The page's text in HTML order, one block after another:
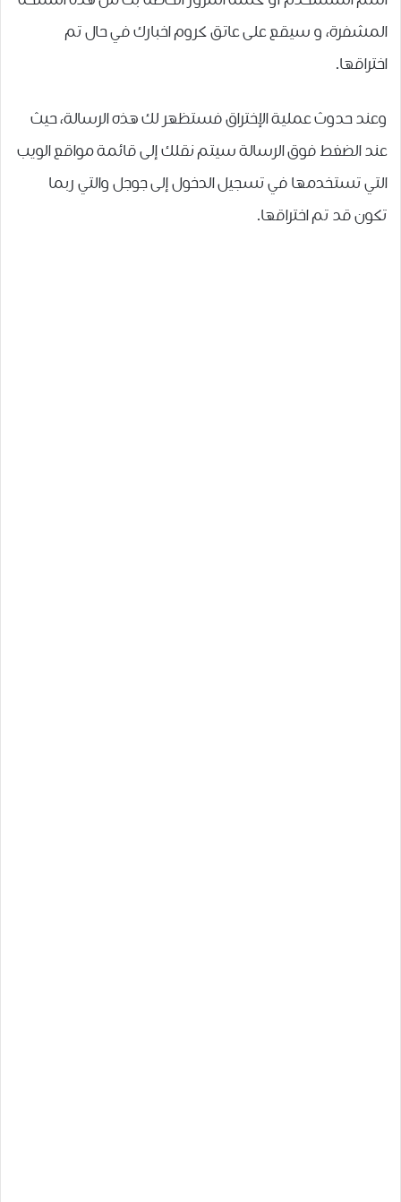
ﺍﻟﻤﺸﻔﺮﺓ، و سيقع على عاتق كروم اخبارك في حال تم
اختراقها.
وعند حدوث عملية الإختراق فستظهر لك هذه الرسالة، حيث
عند الضغط فوق الرسالة سيتم نقلك ﺇﻟﻰ ﻗﺎﺋﻤﺔ ﻣﻮﺍﻗﻊ ﺍﻟﻮﻳﺐ
ﺍﻟﺘﻲ ﺗﺴﺘﺨﺪﻣﻬﺎ ﻓﻲ ﺗﺴﺠﻴﻞ ﺍﻟﺪﺧﻮﻝ ﺇﻟﻰ ﺟﻮﺟﻞ ﻭﺍﻟﺘﻲ ﺭﺑﻤﺎ
ﺗﻜﻮﻥ ﻗﺪ ﺗﻢ ﺍﺧﺘﺮﺍﻗﻬﺎ.